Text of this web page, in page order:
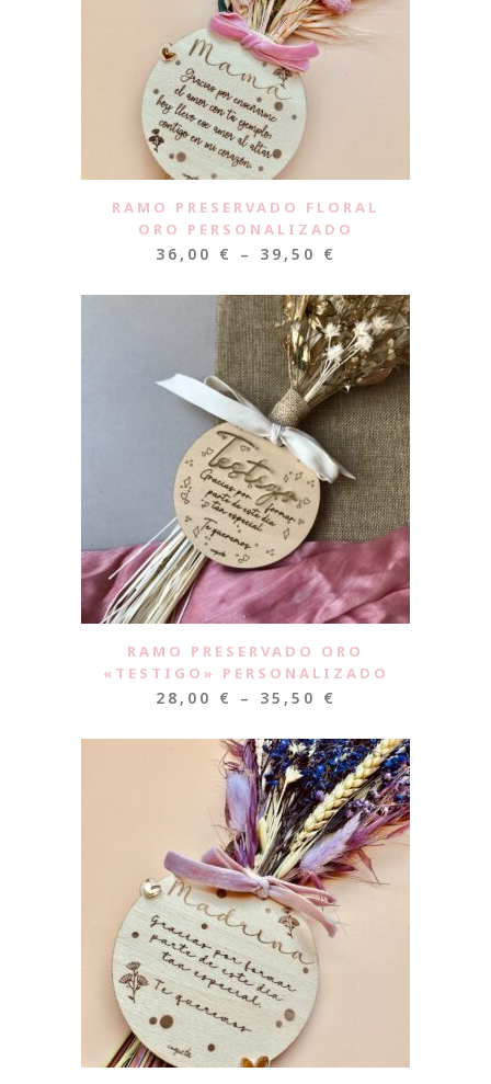
RAMO PRESERVADO FLORAL
ORO PERSONALIZADO
36,00 € – 39,50 €
RAMO PRESERVADO ORO
«TESTIGO» PERSONALIZADO
28,00 € – 35,50 €